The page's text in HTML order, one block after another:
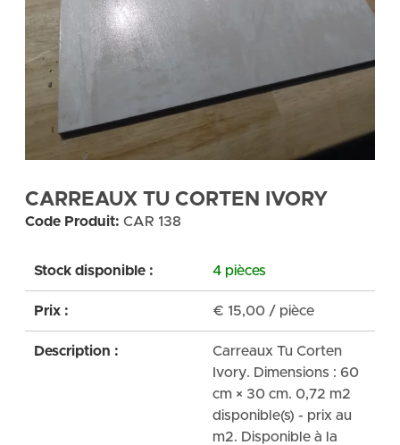
CARREAUX TU CORTEN IVORY
Code Produit: CAR 138
Stock disponible : 4 pièces
Prix : € 15,00 / pièce
Description :
Carreaux Tu Corten
Ivory. Dimensions : 60
cm × 30 cm. 0,72 m2
disponible(s) - prix au
m2. Disponible à la